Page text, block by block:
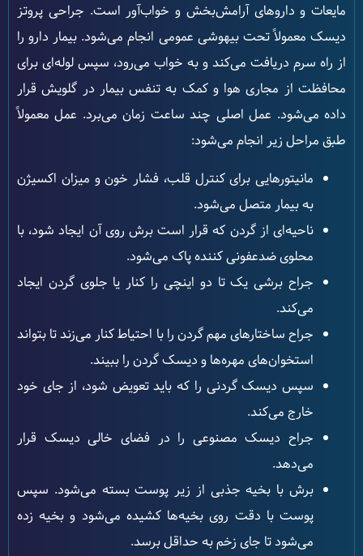
مایعات و داروهای آرامش‌بخش و خواب‌آور است. جراحی پروتز
دیسک معمولاً تحت بیهوشی عمومی انجام می‌شود. بیمار دارو را
از راه سرم دریافت می‌کند و به خواب می‌رود، سپس لوله‌ای برای
محافظت از مجاری هوا و کمک به تنفس بیمار در گلویش قرار
داده می‌شود. عمل اصلی چند ساعت زمان می‌برد. عمل معمولاً
طبق مراحل زیر انجام می‌شود:
مانیتورهایی برای کنترل قلب، فشار خون و میزان اکسیژن
به بیمار متصل می‌شود.
ناحیه‌ای از گردن که قرار است برش روی آن ایجاد شود، با
محلوی ضدعفونی کننده پاک می‌شود.
جراح برشی یک تا دو اینچی را کنار یا جلوی گردن ایجاد
می‌کند.
جراح ساختارهای مهم گردن را با احتیاط کنار می‌زند تا بتواند
استخوان‌های مهره‌ها و دیسک گردن را ببیند.
سپس دیسک گردنی را که باید تعویض شود، از جای خود
خارج می‌کند.
جراح دیسک مصنوعی را در فضای خالی دیسک قرار
می‌دهد.
برش با بخیه جذبی از زیر پوست بسته می‌شود. سپس
پوست با دقت روی بخیه‌ها کشیده می‌شود و بخیه زده
می‌شود تا جای زخم به حداقل برسد.